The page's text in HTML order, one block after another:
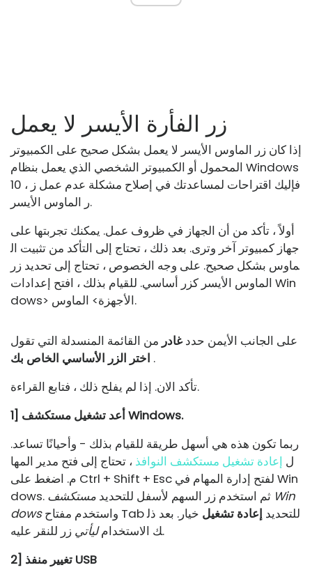
زر الفأرة الأيسر لا يعمل
إذا كان زر الماوس الأيسر لا يعمل بشكل صحيح على الكمبيوتر
المحمول أو الكمبيوتر الشخصي الذي يعمل بنظام Windows
10 ، فإليك اقتراحات لمساعدتك في إصلاح مشكلة عدم عمل ز
ر الماوس الأيسر.
أولاً ، تأكد من أن الجهاز في ظروف عمل. يمكنك تجربتها على
جهاز كمبيوتر آخر وترى. بعد ذلك ، تحتاج إلى التأكد من تثبيت ال
ماوس بشكل صحيح. على وجه الخصوص ، تحتاج إلى تحديد زر
الماوس الأيسر كزر أساسي. للقيام بذلك ، افتح إعدادات Win
dows> الأجهزة> الماوس.
على الجانب الأيمن حددغادر من القائمة المنسدلة التي تقول
اختر الزر الأساسي الخاص بك .
تأكد الان. إذا لم يفلح ذلك ، فتابع القراءة.
1] أعد تشغيل مستكشف Windows.
ربما تكون هذه هي أسهل طريقة للقيام بذلك - وأحيانًا تساعد.
ل إعادة تشغيل مستكشف النوافذ ، تحتاج إلى فتح مدير المها
م. اضغط على Ctrl + Shift + Esc لفتح إدارة المهام في Win
dows. ثم استخدم زر السهم لأسفل للتحديد مستكشف Win
dows
واستخدم مفتاح Tab للتحديد إعادة تشغيل خيار. بعد ذل
ك الاستخدامليأتي
زر للنقر عليه.
2] تغيير منفذ USB